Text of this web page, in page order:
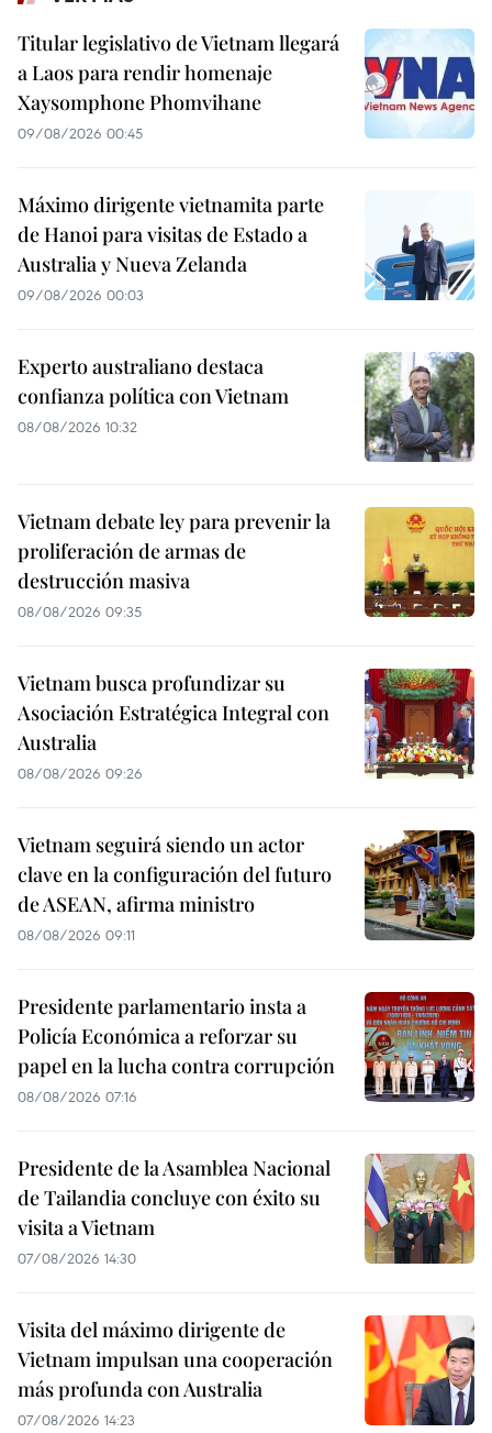
Titular legislativo de Vietnam llegará
a Laos para rendir homenaje
Xaysomphone Phomvihane
09/08/2026 00:45
Máximo dirigente vietnamita parte
de Hanoi para visitas de Estado a
Australia y Nueva Zelanda
09/08/2026 00:03
Experto australiano destaca
confianza política con Vietnam
08/08/2026 10:32
Vietnam debate ley para prevenir la
proliferación de armas de
destrucción masiva
08/08/2026 09:35
Vietnam busca profundizar su
Asociación Estratégica Integral con
Australia
08/08/2026 09:26
Vietnam seguirá siendo un actor
clave en la configuración del futuro
de ASEAN, afirma ministro
08/08/2026 09:11
Presidente parlamentario insta a
Policía Económica a reforzar su
papel en la lucha contra corrupción
08/08/2026 07:16
Presidente de la Asamblea Nacional
de Tailandia concluye con éxito su
visita a Vietnam
07/08/2026 14:30
Visita del máximo dirigente de
Vietnam impulsan una cooperación
más profunda con Australia
07/08/2026 14:23